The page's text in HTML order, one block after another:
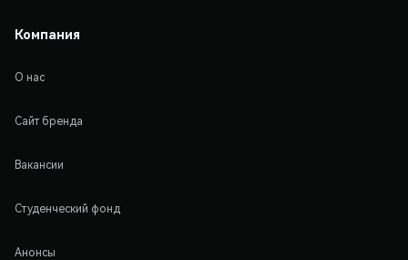
Компания
О нас
Сайт бренда
Вакансии
Студенческий фонд
Анонсы